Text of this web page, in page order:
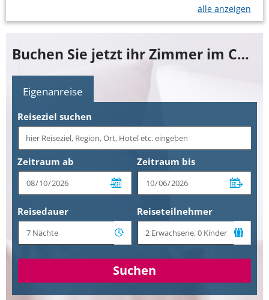
alle anzeigen
Buchen Sie jetzt ihr Zimmer im COOEE Ostseehotel Baabe Family & SPA
Eigenanreise
Reiseziel suchen
Zeitraum ab Zeitraum bis
Reisedauer Reiseteilnehmer
Suchen